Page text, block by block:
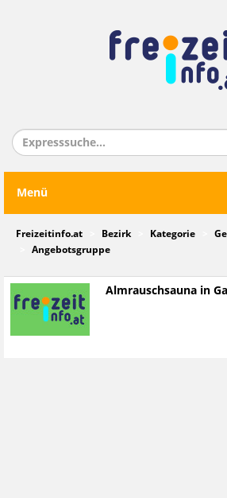
Menü
Freizeitinfo.at Bezirk Kategorie
Angebotsgruppe
Almrauschsauna in